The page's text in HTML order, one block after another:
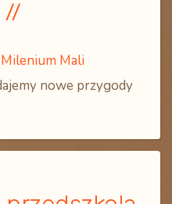
Mali
nowe przygody